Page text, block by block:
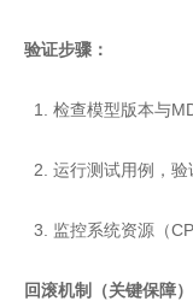
验证步骤：
1. 检查模型版本与
2. 运行测试用例，
3. 监控系统资源（
回滚机制（关键保障）